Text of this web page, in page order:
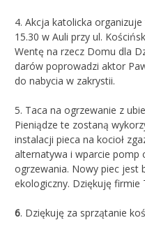
4. Akcja katolicka
15.30 w Auli przy ul.
Wentę na rzecz Domu dla
darów poprowadzi aktor
do nabycia w zakrystii.
5. Taca na ogrzewanie z
Pieniądze te zostaną
instalacji pieca na kocioł
alternatywa i wparcie pomp
ogrzewania. Nowy piec jest
ekologiczny. Dziękuję firmie
6. Dziękuję za sprzątanie